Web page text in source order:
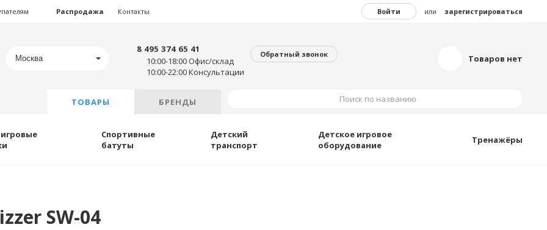
Войти или зарегистрироваться
Распродажа Контакты
Москва Товаров нет
8 495 374 65 41
10:00-18:00 Офис/склад
10:00-22:00 Консультации
Обратный звонок
ТОВАРЫ БРЕНДЫ Поиск по названию
Спортивные
батуты
Детский
транспорт
Детское игровое
оборудование
Тренажёры
SW-04